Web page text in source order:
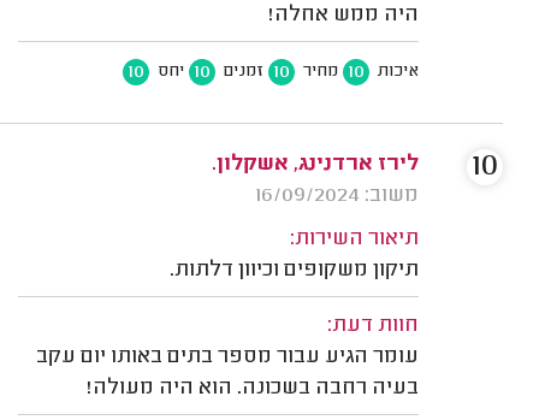
היה ממש אחלה!
איכות 10 מחיר 10 זמנים 10 יחס 10
לירז ארדנינג, אשקלון.
משוב: 16/09/2024
תיאור השירות:
תיקון משקופים וכיוון דלתות.
חוות דעת:
עומר הגיע עבור מספר בתים באותו יום עקב
בעיה רחבה בשכונה. הוא היה מעולה!
10